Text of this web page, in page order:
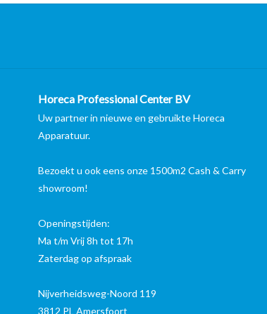
buitengewoon ernstige technische
een verkoopwaarde vanaf € 5.000 volledig
Horeca Professional Center BV
Uw partner in nieuwe en gebruikte Horeca
Apparatuur.
Bezoekt u ook eens onze 1500m2 Cash & Carry
showroom!
Openingstijden:
Ma t/m Vrij 8h tot 17h
Zaterdag op afspraak
Nijverheidsweg-Noord 119
3812 PL Amersfoort